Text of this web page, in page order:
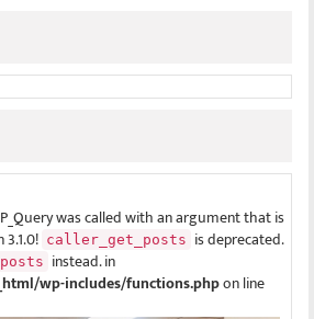
was called with an argument that is
3.1.0! caller_get_posts is deprecated.
instead. in
wp-includes/functions.phpon line